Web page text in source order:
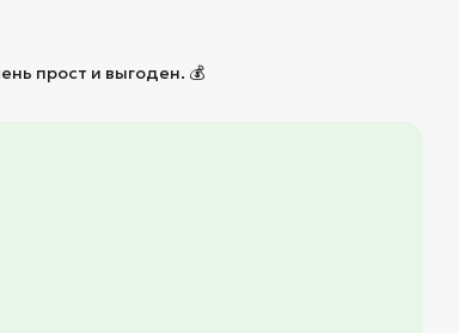
прост и выгоден. 💰